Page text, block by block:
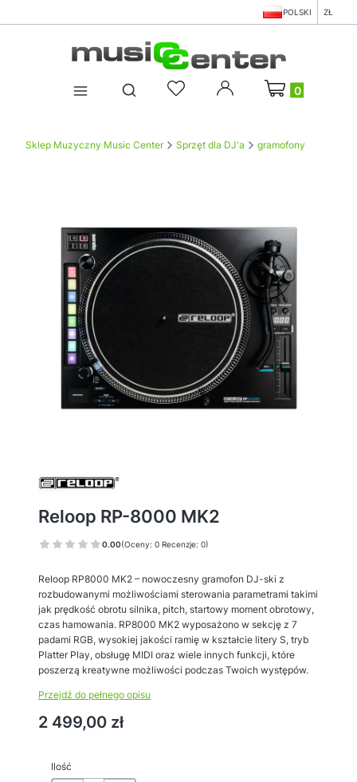
POLSKI ZŁ
Otwórz wyszukiwarkę
Produkty w
Sklep Muzyczny Music Center Sprzęt dla DJ'a gramofony
Reloop RP-8000 MK2
0.00(Oceny: 0 Recenzje: 0)
Reloop RP8000 MK2 – nowoczesny gramofon DJ-ski z
rozbudowanymi możliwościami sterowania parametrami takimi
jak prędkość obrotu silnika, pitch, startowy moment obrotowy,
czas hamowania. RP8000 MK2 wyposażono w sekcję z 7
padami RGB, wysokiej jakości ramię w kształcie litery S, tryb
Platter Play, obsługę MIDI oraz wiele innych funkcji, które
poszerzą kreatywne możliwości podczas Twoich występów.
Przejdź do pełnego opisu
Cena
2 499,00 zł
Ilość